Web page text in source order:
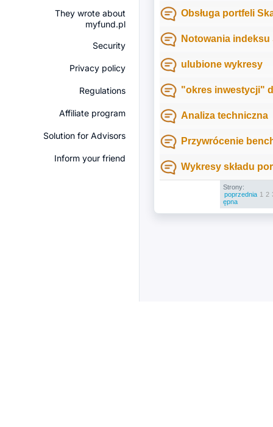
They wrote about
myfund.pl
Security
Privacy policy
Regulations
Affiliate program
Solution for Advisors
Inform your friend
Obsługa portfeli
Notowania
ulubione wykresy
"okres inwestycji"
Analiza techniczna
Przywrócenie
Wykresy składu
Strony:
poprzednia 1 2
ępna